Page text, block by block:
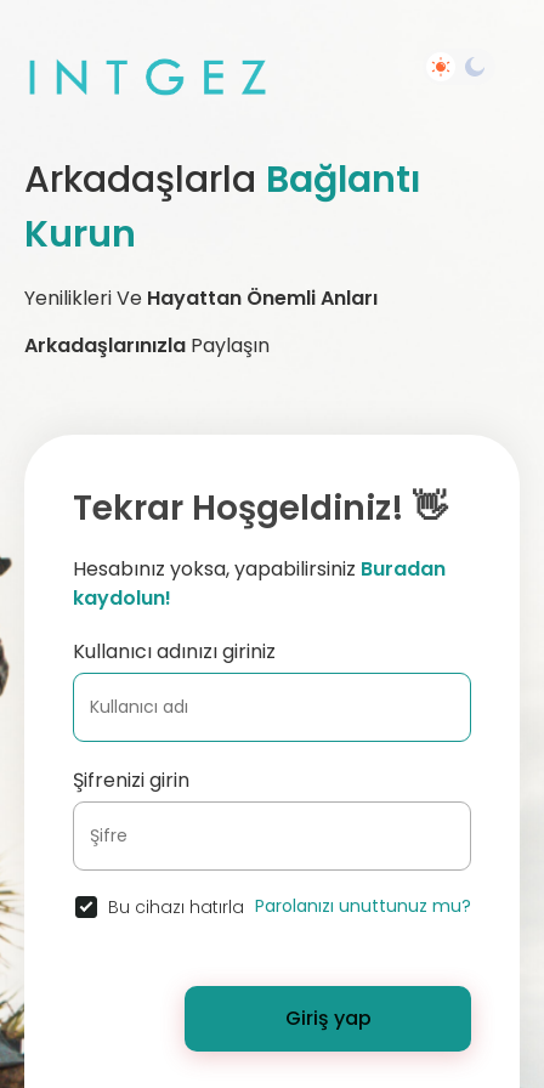
Arkadaşlarla Bağlantı
Kurun
Yenilikleri Ve Hayattan Önemli Anları
Arkadaşlarınızla Paylaşın
Tekrar Hoşgeldiniz! 👋
Hesabınız yoksa, yapabilirsiniz Buradan
kaydolun!
Kullanıcı adınızı giriniz
Şifrenizi girin
Bu cihazı hatırla Parolanızı unuttunuz mu?
Giriş yap